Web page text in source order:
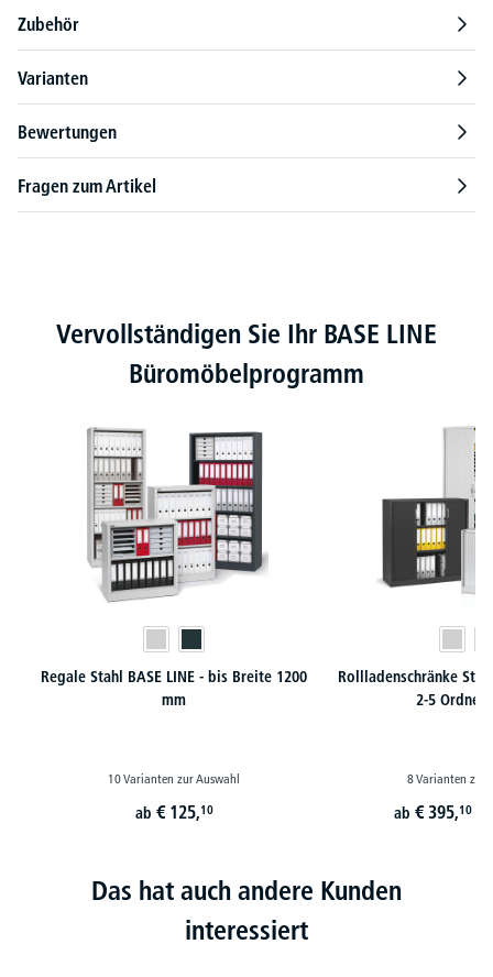
Zubehör
Varianten
Bewertungen
Fragen zum Artikel
Produktgalerie überspringen
Vervollständigen Sie Ihr BASE LINE
Büromöbelprogramm
Regale Stahl BASE LINE - bis Breite 1200
mm
10 Varianten zur Auswahl
ab € 125,10
Rollladenschränke
2-5
8 Varianten zur
ab € 395,10
Das hat auch andere Kunden
interessiert